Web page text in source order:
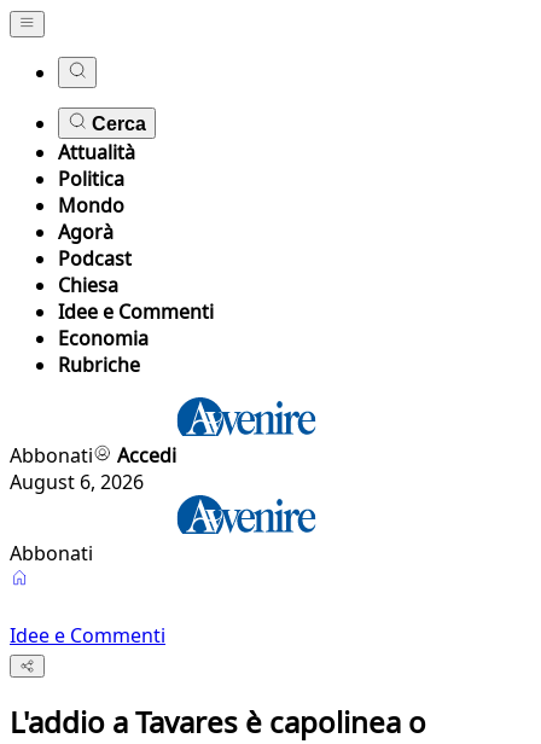
Cerca
Attualità
Politica
Mondo
Agorà
Podcast
Chiesa
Idee e Commenti
Economia
Rubriche
Abbonati
Accedi
August 6, 2026
Abbonati
Idee e Commenti
L'addio a Tavares è capolinea o